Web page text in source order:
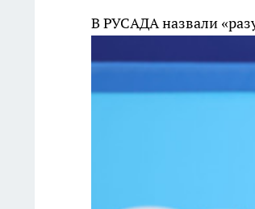
В РУСАДА назвали